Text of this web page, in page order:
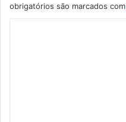
obrigatórios são marcados com